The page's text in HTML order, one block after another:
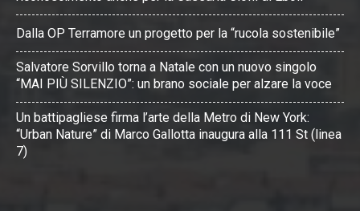
Dalla OP Terramore un progetto per la “rucola sostenibile”
Salvatore Sorvillo torna a Natale con un nuovo singolo
“MAI PIÙ SILENZIO”: un brano sociale per alzare la voce
Un battipagliese firma l’arte della Metro di New York:
“Urban Nature” di Marco Gallotta inaugura alla 111 St (linea
7)